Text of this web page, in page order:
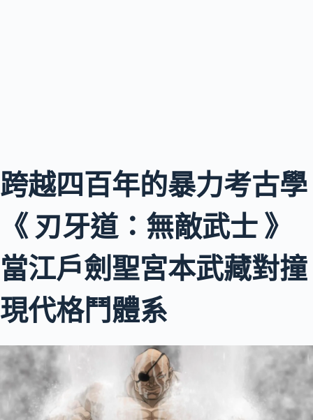
跨越四百年的暴力考古學
《 刃牙道：無敵武士 》
當江戶劍聖宮本武藏對撞
現代格鬥體系